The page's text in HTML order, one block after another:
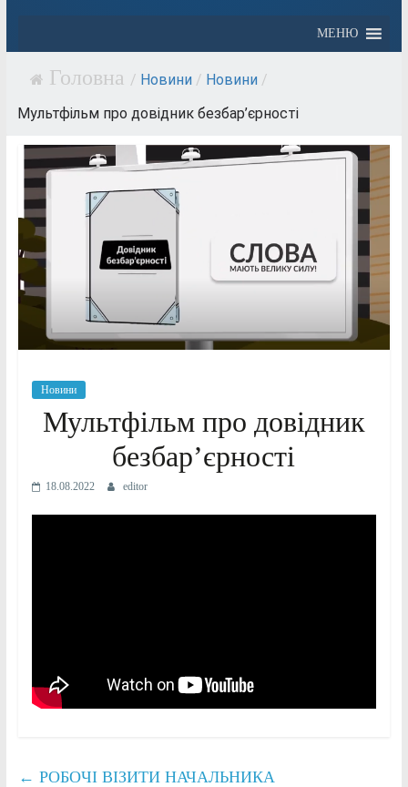
МЕНЮ
/ Новини / Новини /
Мультфільм про довідник безбар’єрності
Новини
Мультфільм про довідник
безбар’єрності
18.08.2022 editor
← РОБОЧІ ВІЗИТИ НАЧАЛЬНИКА